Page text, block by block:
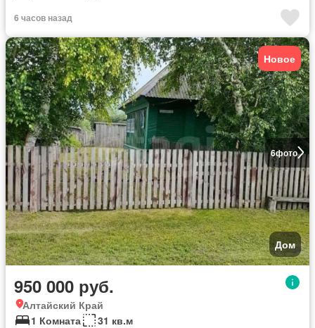
6 часов назад
6фото
Новое
Дом
950 000 руб.
Алтайский Край
1 Комната
31 кв.м